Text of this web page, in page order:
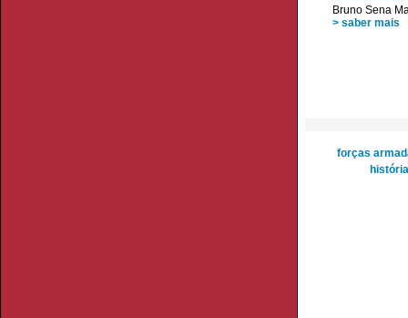
Bruno Sena
> saber mais
forças